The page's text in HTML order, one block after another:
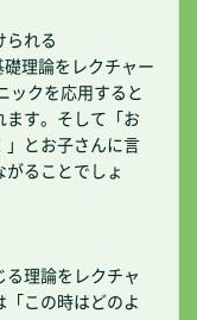
られる
理論をレクチャー
ックを応用すると
す。そして「お
」とお子さんに言
ることでしょ
理論をレクチャ
この時はどのよ